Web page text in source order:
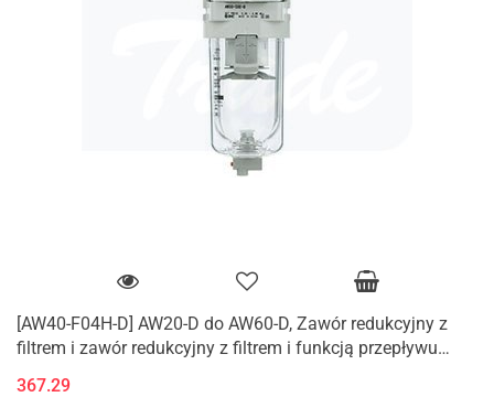
[AW40-F04H-D] AW20-D do AW60-D, Zawór redukcyjny z
filtrem i zawór redukcyjny z filtrem i funkcją przepływu
367.29